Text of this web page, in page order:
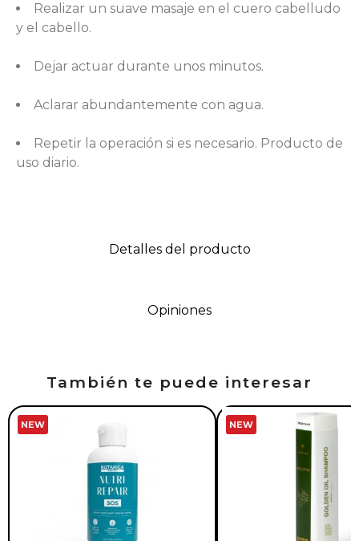
Detalles del producto
Opiniones
Realizar un suave masaje en el cuero cabelludo
y el cabello.
Dejar actuar durante unos minutos.
Aclarar abundantemente con agua.
Repetir la operación si es necesario. Producto de
uso diario.
También te puede interesar
NEW NEW